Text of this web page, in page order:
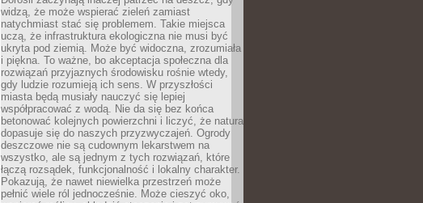
widzą, że może wspierać zieleń zamiast
natychmiast stać się problemem. Takie miejsca
uczą, że infrastruktura ekologiczna nie musi być
ukryta pod ziemią. Może być widoczna, zrozumiała
i piękna. To ważne, bo akceptacja społeczna dla
rozwiązań przyjaznych środowisku rośnie wtedy,
gdy ludzie rozumieją ich sens. W przyszłości
miasta będą musiały nauczyć się lepiej
współpracować z wodą. Nie da się bez końca
betonować kolejnych powierzchni i liczyć, że natura
dopasuje się do naszych przyzwyczajeń. Ogrody
deszczowe nie są cudownym lekarstwem na
wszystko, ale są jednym z tych rozwiązań, które
łączą rozsądek, funkcjonalność i lokalny charakter.
Pokazują, że nawet niewielka przestrzeń może
pełnić wiele ról jednocześnie. Może cieszyć oko,